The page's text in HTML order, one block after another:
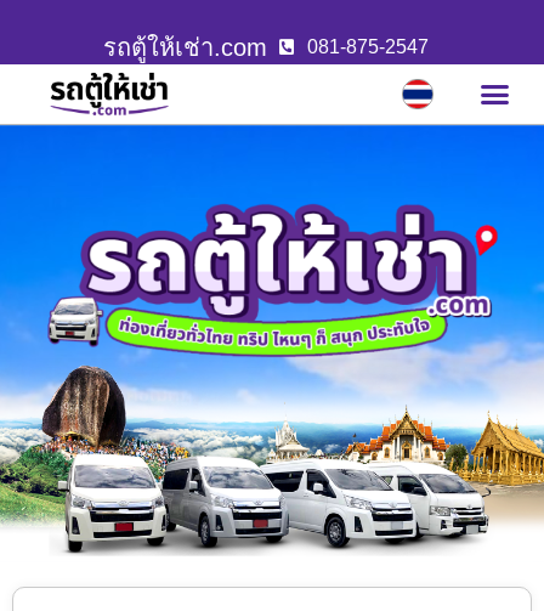
รถตู้ให้เช่า.com 081-875-2547